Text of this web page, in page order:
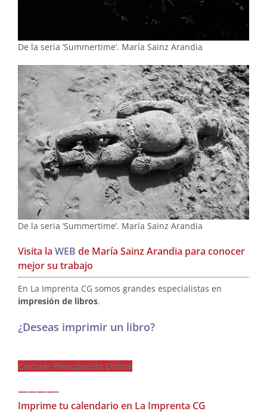
De la seria ‘Summertime’. María Sainz Arandia
De la seria ‘Summertime’. María Sainz Arandia
Visita la WEB de María Sainz Arandia para conocer
mejor su trabajo
En La Imprenta CG somos grandes especialistas en
impresión de libros.
¿Deseas imprimir un libro?
Calcular Presupuesto Online
————-
Imprime tu calendario en La Imprenta CG